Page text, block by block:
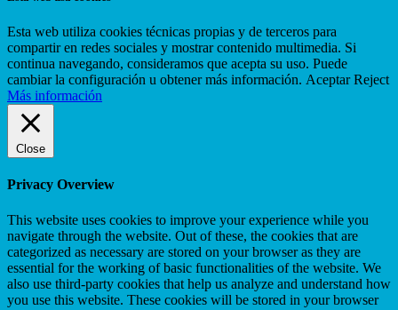
Esta web utiliza cookies técnicas propias y de terceros para
compartir en redes sociales y mostrar contenido multimedia. Si
continua navegando, consideramos que acepta su uso. Puede
cambiar la configuración u obtener más información. Aceptar Reject
Más información
Close
Privacy Overview
This website uses cookies to improve your experience while you
navigate through the website. Out of these, the cookies that are
categorized as necessary are stored on your browser as they are
essential for the working of basic functionalities of the website. We
also use third-party cookies that help us analyze and understand how
you use this website. These cookies will be stored in your browser